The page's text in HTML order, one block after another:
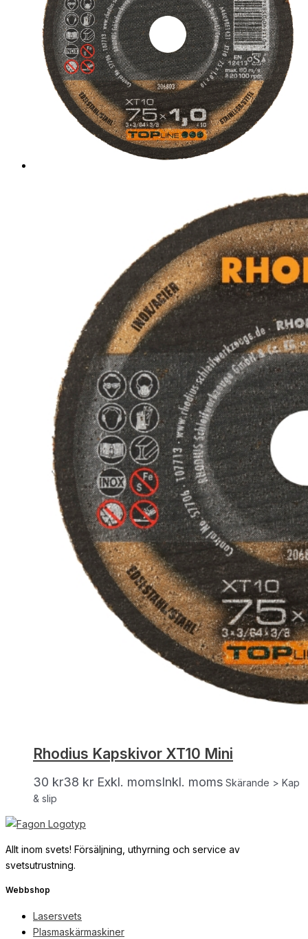
Rhodius Kapskivor XT10 Mini
30 kr38 kr Exkl. momsInkl. moms Skärande > Kap
& slip
Allt inom svets! Försäljning, uthyrning och service av
svetsutrustning.
Webbshop
Lasersvets
Plasmaskärmaskiner